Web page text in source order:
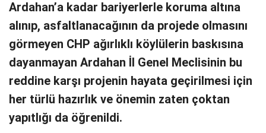
Ardahan’a kadar bariyerlerle koruma altına
alınıp, asfaltlanacağının da projede olmasını
görmeyen CHP ağırlıklı köylülerin baskısına
dayanmayan Ardahan İl Genel Meclisinin bu
reddine karşı projenin hayata geçirilmesi için
her türlü hazırlık ve önemin zaten çoktan
yapıtlığı da öğrenildi.